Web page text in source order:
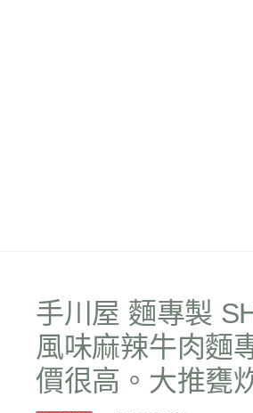
手川屋 麵專製
風味麻辣牛肉麵
價很高。大推甕